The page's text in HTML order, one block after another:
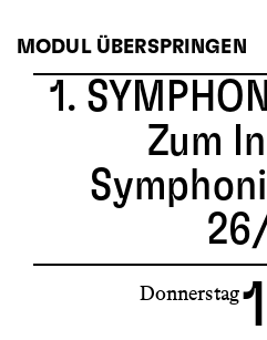
MODUL ÜBERSPRINGEN
1.
Zum
Donnerstag